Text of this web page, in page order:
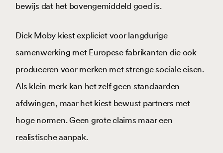
bewijs dat het bovengemiddeld goed is.
Dick Moby kiest expliciet voor langdurige
samenwerking met Europese fabrikanten die ook
produceren voor merken met strenge sociale eisen.
Als klein merk kan het zelf geen standaarden
afdwingen, maar het kiest bewust partners met
hoge normen. Geen grote claims maar een
realistische aanpak.